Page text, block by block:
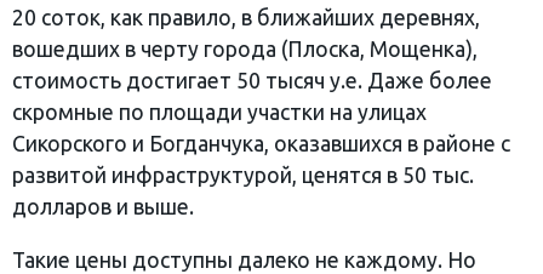
20 соток, как правило, в ближайших деревнях,
вошедших в черту города (Плоска, Мощенка),
стоимость достигает 50 тысяч у.е. Даже более
скромные по площади участки на улицах
Сикорского и Богданчука, оказавшихся в районе с
развитой инфраструктурой, ценятся в 50 тыс.
долларов и выше.
Такие цены доступны далеко не каждому. Но